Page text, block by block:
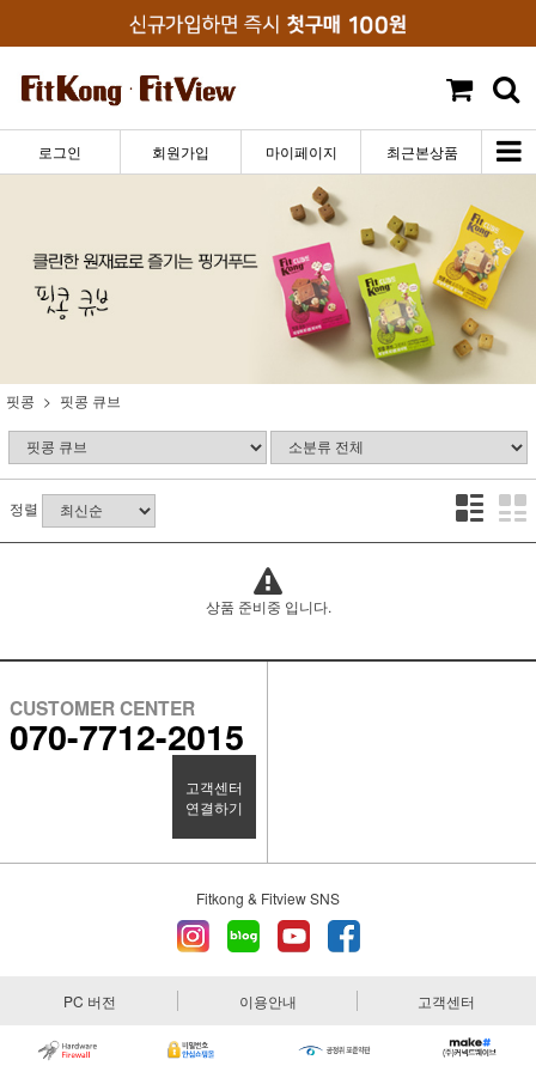
로그인 회원가입 마이페이지 최근본상품
핏콩 핏콩 큐브
정렬
상품 준비중 입니다.
CUSTOMER CENTER
070-7712-2015
고객센터
연결하기
Fitkong & Fitview SNS
PC 버전 이용안내 고객센터